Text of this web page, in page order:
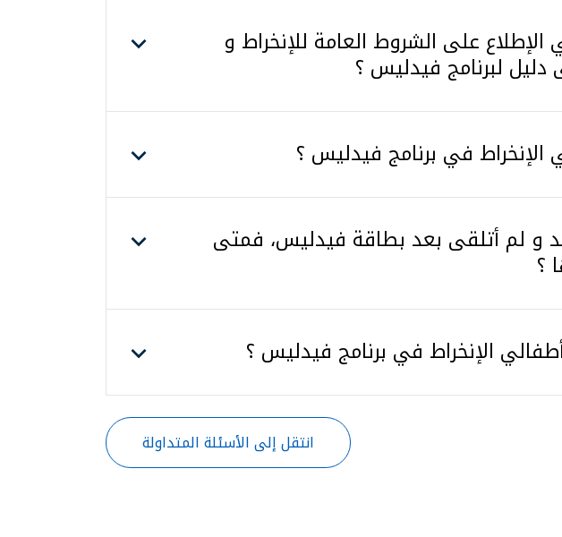
على الشروط العامة للإنخراط و
لبرنامج فيدليس ؟
في برنامج فيدليس ؟
و لم أتلقى بعد بطاقة فيدليس، فمتى
؟
الإنخراط في برنامج فيدليس ؟
انتقل إلى الأسئلة المتداولة